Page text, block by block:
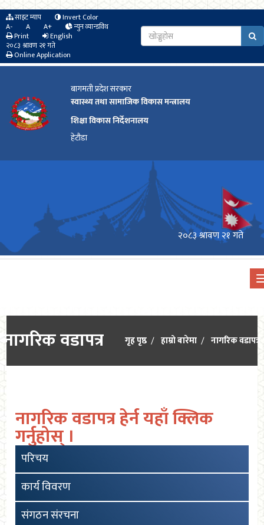
साइट म्याप
Invert Color
A-
A A+
न्युन व्यान्डविथ
Print
English
२०८३ श्रावण २१ गते
Online Application
बागमती प्रदेश सरकार
स्वास्थ्य तथा सामाजिक विकास मन्त्रालय
शिक्षा विकास निर्देशनालय
हेटौडा
२०८३ श्रावण २१ गते
नागरिक वडापत्र गृह पृष्ठ हाम्रो बारेमा नागरिक वडापत्र
नागरिक वडापत्र हेर्न यहाँ क्लिक
गर्नुहोस् ।
परिचय
कार्य विवरण
संगठन संरचना